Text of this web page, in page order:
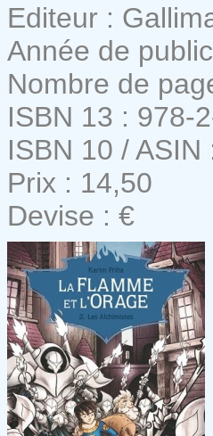
Editeur :
Année de
Nombre de
ISBN 13 : 978-
ISBN 10 /
Prix : 14,50
Devise : €